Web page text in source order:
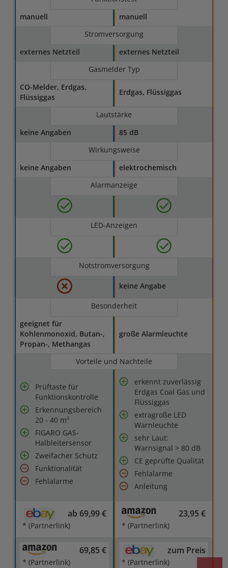
manuell
manuell
Stromversorgung
externes Netzteil
externes Netzteil
Gasmelder Typ
CO-Melder, Erdgas,
Flüssiggas
Erdgas, Flüssiggas
Lautstärke
keine Angaben
85 dB
Wirkungsweise
keine Angaben
elektrochemisch
Alarmanzeige
LED-Anzeigen
Notstromversorgung
keine Angabe
Besonderheit
geeignet für
Kohlenmonoxid, Butan-,
Propan-, Methangas
große Alarmleuchte
Vorteile und Nachteile
Prüftaste für
Funktionskontrolle
Erkennungsbereich
20 - 40 m²
FIGARO GAS-
Halbleitersensor
Zweifacher Schutz
Funktionalität
Fehlalarme
erkennt zuverlässig
Erdgas Coal Gas und
Flüssiggas
extragroße LED
Warnleuchte
sehr Laut:
Warnsignal > 80 dB
CE geprüfte Qualität
Fehlalarme
Anleitung
ab 69,99 €
* (Partnerlink)
23,95 €
* (Partnerlink)
69,85 €
* (Partnerlink)
zum Preis
* (Partnerlink)